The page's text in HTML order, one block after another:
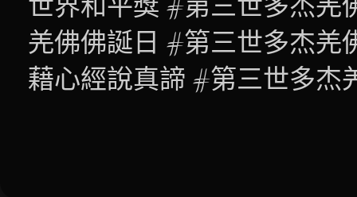
世界和平獎 #第三世多杰羌
羌佛佛誕日 #第三世多杰羌
藉心經說真諦 #第三世多杰